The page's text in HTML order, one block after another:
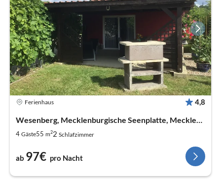
Ferienhaus 4,8
Wesenberg, Mecklenburgische Seenplatte, Mecklenbur
4 Gäste55 m22 Schlafzimmer
ab 97€ pro Nacht